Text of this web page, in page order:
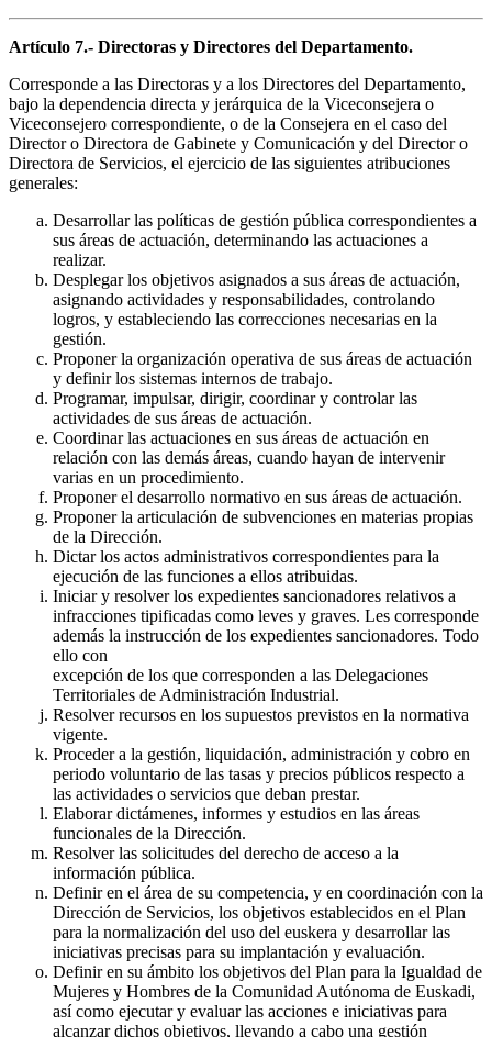
Artículo 7.- Directoras y Directores del Departamento.
Corresponde a las Directoras y a los Directores del Departamento,
bajo la dependencia directa y jerárquica de la Viceconsejera o
Viceconsejero correspondiente, o de la Consejera en el caso del
Director o Directora de Gabinete y Comunicación y del Director o
Directora de Servicios, el ejercicio de las siguientes atribuciones
generales:
Desarrollar las políticas de gestión pública correspondientes a
sus áreas de actuación, determinando las actuaciones a
realizar.
Desplegar los objetivos asignados a sus áreas de actuación,
asignando actividades y responsabilidades, controlando
logros, y estableciendo las correcciones necesarias en la
gestión.
Proponer la organización operativa de sus áreas de actuación
y definir los sistemas internos de trabajo.
Programar, impulsar, dirigir, coordinar y controlar las
actividades de sus áreas de actuación.
Coordinar las actuaciones en sus áreas de actuación en
relación con las demás áreas, cuando hayan de intervenir
varias en un procedimiento.
Proponer el desarrollo normativo en sus áreas de actuación.
Proponer la articulación de subvenciones en materias propias
de la Dirección.
Dictar los actos administrativos correspondientes para la
ejecución de las funciones a ellos atribuidas.
Iniciar y resolver los expedientes sancionadores relativos a
infracciones tipificadas como leves y graves. Les corresponde
además la instrucción de los expedientes sancionadores. Todo
ello con
excepción de los que corresponden a las Delegaciones
Territoriales de Administración Industrial.
Resolver recursos en los supuestos previstos en la normativa
vigente.
Proceder a la gestión, liquidación, administración y cobro en
periodo voluntario de las tasas y precios públicos respecto a
las actividades o servicios que deban prestar.
Elaborar dictámenes, informes y estudios en las áreas
funcionales de la Dirección.
Resolver las solicitudes del derecho de acceso a la
información pública.
Definir en el área de su competencia, y en coordinación con la
Dirección de Servicios, los objetivos establecidos en el Plan
para la normalización del uso del euskera y desarrollar las
iniciativas precisas para su implantación y evaluación.
Definir en su ámbito los objetivos del Plan para la Igualdad de
Mujeres y Hombres de la Comunidad Autónoma de Euskadi,
así como ejecutar y evaluar las acciones e iniciativas para
alcanzar dichos objetivos, llevando a cabo una gestión